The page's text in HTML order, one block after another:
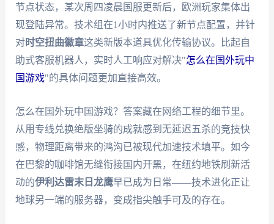
节点状态，某次周四凌晨国服更新后，欧洲玩家集体出
现登陆异常。技术组在1小时内推送了新节点配置，并针
对时空扭曲徽章这类新版本道具优化传输协议。比起自
助式客服机器人，实时人工响应对解决"怎么在国外玩中
国游戏"的具体问题更加直接高效。
怎么在国外玩中国游戏？答案藏在网络工程的细节里。
从用专线兑换绝版坐骑的成就感到无延迟五杀的竞技快
感，物理距离带来的鸿沟已被现代加速技术填平。如今
在巴黎的咖啡馆无缝衔接国内开黑，在纽约地铁刷新活
动的伊利达雷末日龙鹰早已成为日常——技术进化正让
地球另一端的服务器，变成指尖触手可及的存在。